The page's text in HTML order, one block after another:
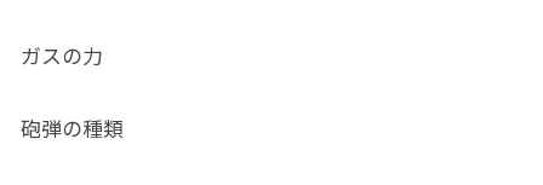
ガスの力
砲弾の種類